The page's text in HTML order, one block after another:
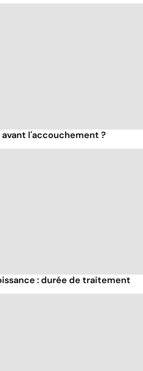
l'accouchement ?
: durée de traitement